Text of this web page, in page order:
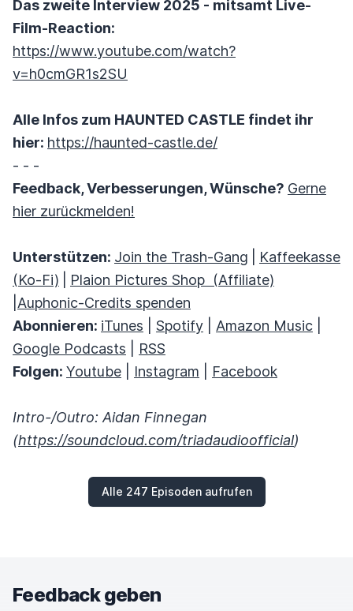
Das zweite Interview 2025 - mitsamt Live-
Film-Reaction:
https://www.youtube.com/watch?
v=h0cmGR1s2SU
Alle Infos zum HAUNTED CASTLE findet ihr
hier: https://haunted-castle.de/
- - -
Feedback, Verbesserungen, Wünsche? Gerne
hier zurückmelden!
Unterstützen: Join the Trash-Gang
Kaffeekasse
(Ko-Fi)
Plaion Pictures Shop (Affiliate)
Auphonic-Credits spenden
Abonnieren: iTunes Spotify Amazon Music
Google Podcasts
RSS
Folgen: Youtube Instagram Facebook
Intro-/Outro: Aidan Finnegan
(https://soundcloud.com/triadaudioofficial)
Alle 247 Episoden aufrufen
Feedback geben